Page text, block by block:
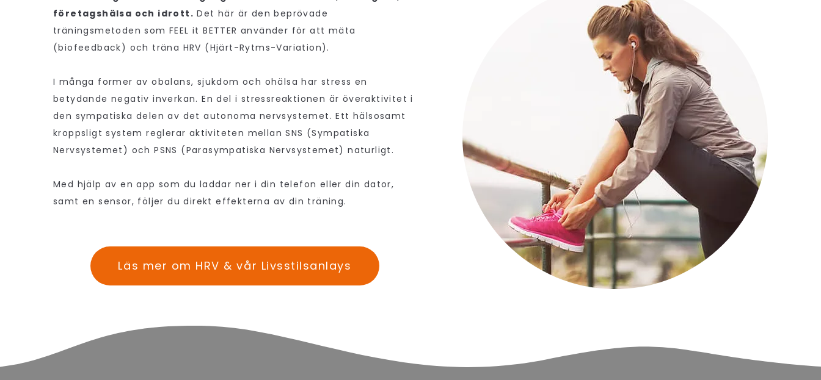
företagshälsa och idrott. Det här är den beprövade
träningsmetoden som FEEL it BETTER använder för att mäta
(biofeedback) och träna HRV (Hjärt-Rytms-Variation).
I många former av obalans, sjukdom och ohälsa har stress en
betydande negativ inverkan. En del i stressreaktionen är överaktivitet i
den sympatiska delen av det autonoma nervsystemet. Ett hälsosamt
kroppsligt system reglerar aktiviteten mellan SNS (Sympatiska
Nervsystemet) och PSNS (Parasympatiska Nervsystemet) naturligt.
Med hjälp av en app som du laddar ner i din telefon eller din dator,
samt en sensor, följer du direkt effekterna av din träning.
Läs mer om HRV & vår Livsstilsanlays